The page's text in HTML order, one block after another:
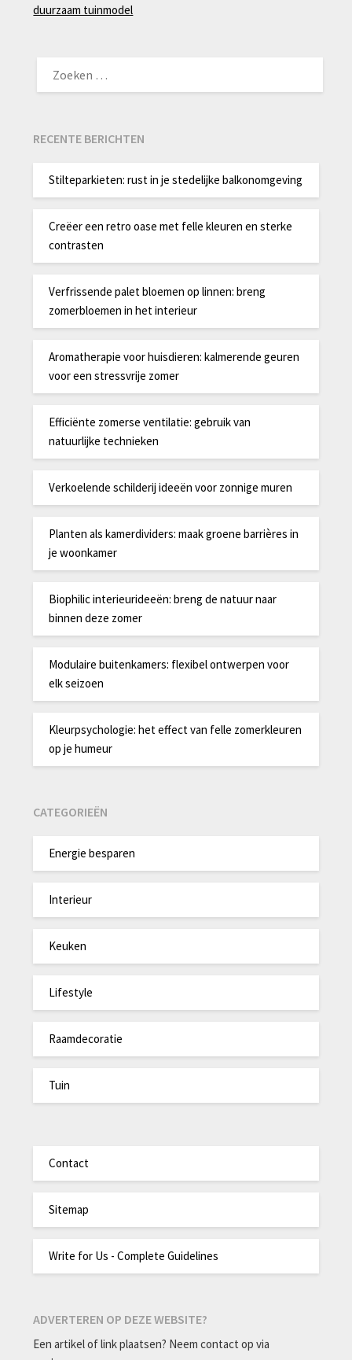
duurzaam tuinmodel
NAAR:
RECENTE BERICHTEN
Stilteparkieten: rust in je stedelijke balkonomgeving
Creëer een retro oase met felle kleuren en sterke
contrasten
Verfrissende palet bloemen op linnen: breng
zomerbloemen in het interieur
Aromatherapie voor huisdieren: kalmerende geuren
voor een stressvrije zomer
Efficiënte zomerse ventilatie: gebruik van
natuurlijke technieken
Verkoelende schilderij ideeën voor zonnige muren
Planten als kamerdividers: maak groene barrières in
je woonkamer
Biophilic interieurideeën: breng de natuur naar
binnen deze zomer
Modulaire buitenkamers: flexibel ontwerpen voor
elk seizoen
Kleurpsychologie: het effect van felle zomerkleuren
op je humeur
CATEGORIEËN
Energie besparen
Interieur
Keuken
Lifestyle
Raamdecoratie
Tuin
Contact
Sitemap
Write for Us - Complete Guidelines
ADVERTEREN OP DEZE WEBSITE?
Een artikel of link plaatsen? Neem contact op via